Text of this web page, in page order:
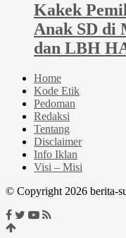
Kakek
Anak SD di
dan LBH
Home
Kode Etik
Pedoman
Redaksi
Tentang
Disclaimer
Info Iklan
Visi – Misi
© Copyright 2026 berita-